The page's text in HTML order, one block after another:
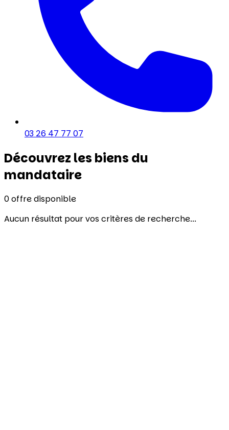
03 26 47 77 07
Découvrez les biens du
mandataire
0offre disponible
Aucun résultat pour vos critères de recherche...